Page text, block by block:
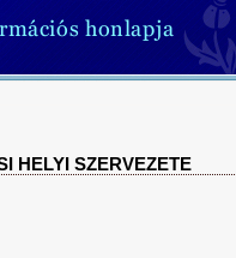
HELYI SZERVEZETE